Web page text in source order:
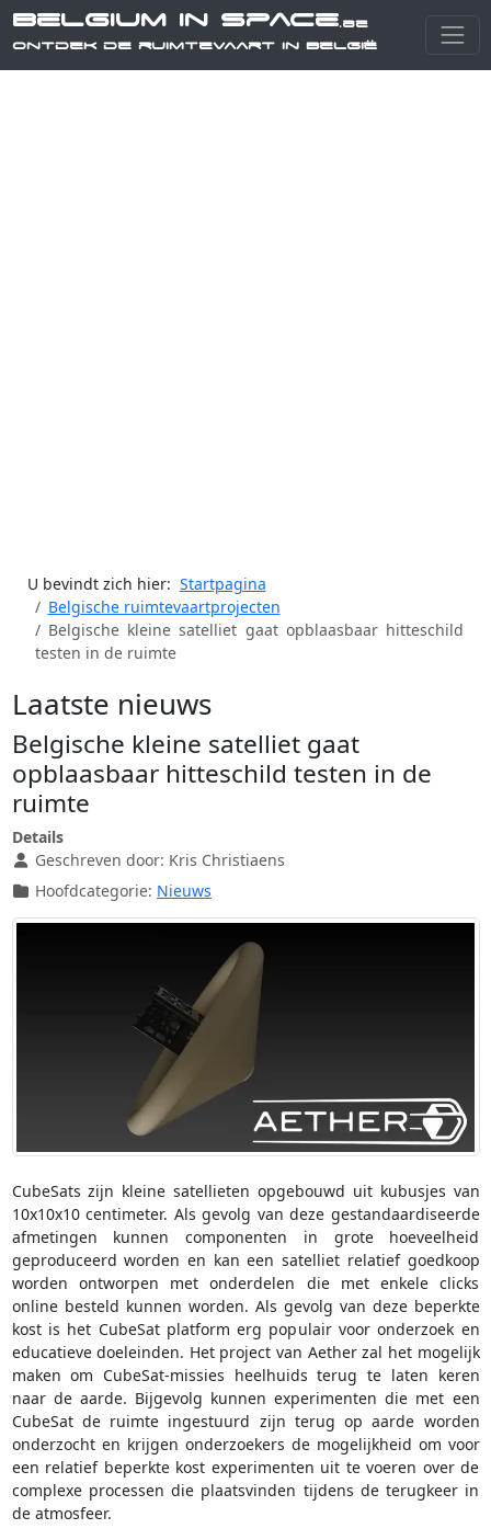
Belgium in Space.be
Ontdek de ruimtevaart in België
U bevindt zich hier: Startpagina
Belgische ruimtevaartprojecten
Belgische kleine satelliet gaat opblaasbaar hitteschild
testen in de ruimte
Laatste nieuws
Belgische kleine satelliet gaat
opblaasbaar hitteschild testen in de
ruimte
Details
Geschreven door: Kris Christiaens
Hoofdcategorie: Nieuws
CubeSats zijn kleine satellieten opgebouwd uit kubusjes van
10x10x10 centimeter. Als gevolg van deze gestandaardiseerde
afmetingen kunnen componenten in grote hoeveelheid
geproduceerd worden en kan een satelliet relatief goedkoop
worden ontworpen met onderdelen die met enkele clicks
online besteld kunnen worden. Als gevolg van deze beperkte
kost is het CubeSat platform erg populair voor onderzoek en
educatieve doeleinden. Het project van Aether zal het mogelijk
maken om CubeSat-missies heelhuids terug te laten keren
naar de aarde. Bijgevolg kunnen experimenten die met een
CubeSat de ruimte ingestuurd zijn terug op aarde worden
onderzocht en krijgen onderzoekers de mogelijkheid om voor
een relatief beperkte kost experimenten uit te voeren over de
complexe processen die plaatsvinden tijdens de terugkeer in
de atmosfeer.